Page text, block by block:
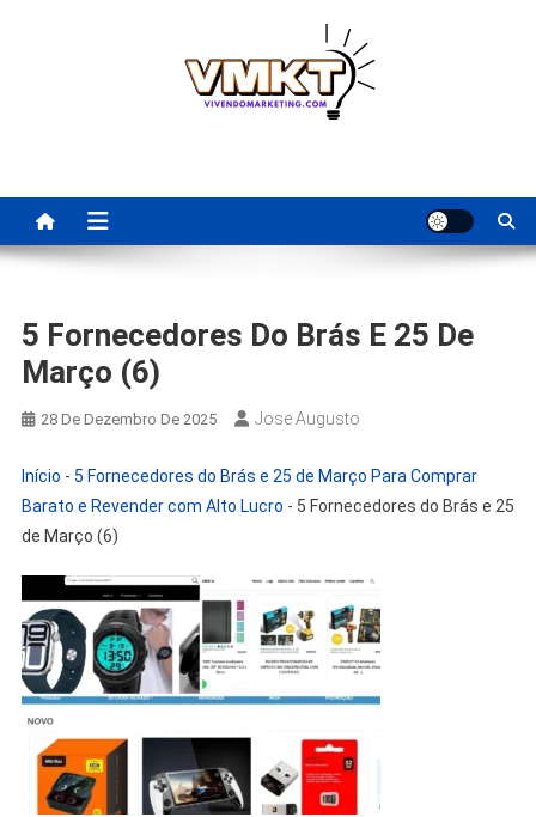
Para Revenda | Vivendo
Marketing
5 Fornecedores Do Brás E 25 De
Março (6)
28 De Dezembro De 2025 Jose Augusto
Início - 5 Fornecedores do Brás e 25 de Março Para Comprar
Barato e Revender com Alto Lucro - 5 Fornecedores do Brás e 25
de Março (6)